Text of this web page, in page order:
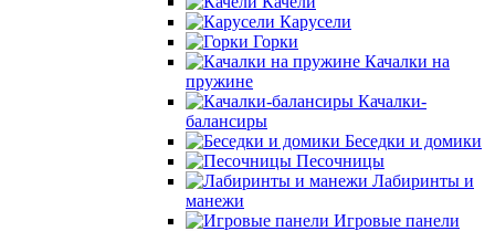
Карусели
Горки
Качалки на
пружине
Качалки-
балансиры
Беседки и домики
Песочницы
Лабиринты и
манежи
Игровые панели